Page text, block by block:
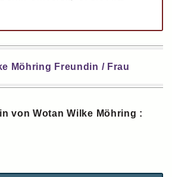
Möhring Freundin / Frau
von Wotan Wilke Möhring :